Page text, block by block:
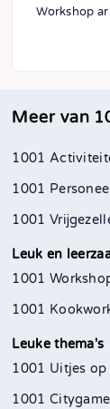
Workshop
Meer van
1001
1001
1001
Leuk en
1001
1001
Leuke thema's
1001 Uitjes op
1001